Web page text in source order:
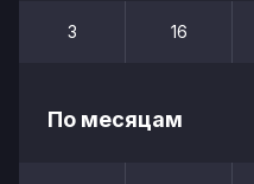
3 16
По месяцам